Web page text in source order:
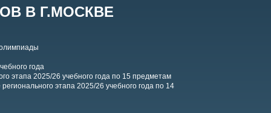
В Г.МОСКВЕ
года
этапа 2025/26 учебного года по 15 предметам
этапа 2025/26 учебного года по 14